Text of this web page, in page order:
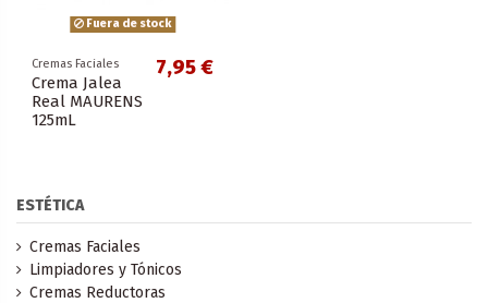
Fuera de stock
Cremas Faciales
Crema Jalea
Real MAURENS
125mL
7,95 €
ESTÉTICA
Cremas Faciales
Limpiadores y Tónicos
Cremas Reductoras